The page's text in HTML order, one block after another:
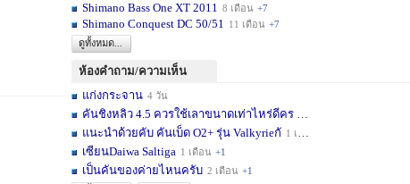
Shimano Bass One XT 2011 8 เดือน +7
Shimano Conquest DC 50/51 11 เดือน +7
ดูทั้งหมด...
ห้องคำถาม/ความเห็น
แก่งกระจาน 4 วัน
คันชิงหลิว 4.5 ควรใช้เลาขนาดเท่าไหร่ดีคร
แนะนำด้วยคับ คันเบ็ด O2+ รุ่น Valkyrieกั 1 เดือน
เซียนDaiwa Saltiga 1 เดือน +1
เป็นคันของค่ายไหนครับ 2 เดือน +1